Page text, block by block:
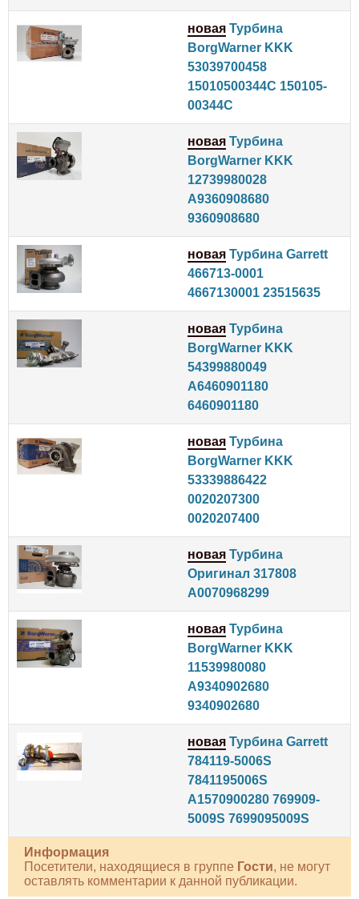
новая Турбина
BorgWarner KKK
53039700458
15010500344C 150105-
00344C
новая Турбина
BorgWarner KKK
12739980028
A9360908680
9360908680
новая Турбина Garrett
466713-0001
4667130001 23515635
новая Турбина
BorgWarner KKK
54399880049
A6460901180
6460901180
новая Турбина
BorgWarner KKK
53339886422
0020207300
0020207400
новая Турбина
Оригинал 317808
A0070968299
новая Турбина
BorgWarner KKK
11539980080
A9340902680
9340902680
новая Турбина Garrett
784119-5006S
7841195006S
A1570900280 769909-
5009S 7699095009S
Информация
Посетители, находящиеся в группе Гости, не могут
оставлять комментарии к данной публикации.